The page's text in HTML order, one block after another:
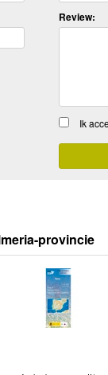
Review:
Ik
provincie